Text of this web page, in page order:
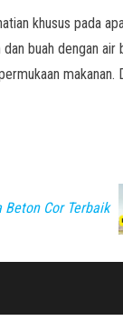
khusus pada
buah dengan air
makanan.
Beton Cor Terbaik